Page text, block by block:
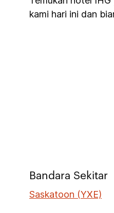
kami hari ini dan
Bandara Sekitar
Saskatoon (YXE)